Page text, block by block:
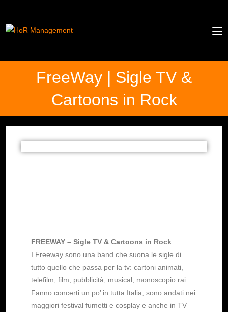
FreeWay | Sigle TV &
Cartoons in Rock
FREEWAY – Sigle TV & Cartoons in Rock
I Freeway sono una band che suona le sigle di
tutto quello che passa per la tv: cartoni animati,
telefilm, film, pubblicità, musical, monoscopio rai.
Fanno concerti un po’ in tutta Italia, sono andati nei
maggiori festival fumetti e cosplay e anche in TV